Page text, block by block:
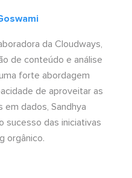
da Cloudways,
de conteúdo e análise
forte abordagem
de aproveitar as
dados, Sandhya
sucesso das iniciativas
orgânico.